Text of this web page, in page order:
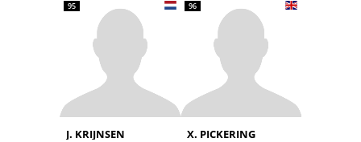
95
J. KRIJNSEN
96
X. PICKERING